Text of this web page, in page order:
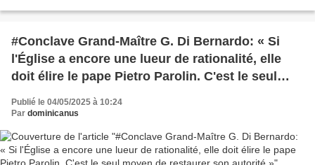
#Conclave Grand-Maître G. Di Bernardo: « Si
l'Église a encore une lueur de rationalité, elle
doit élire le pape Pietro Parolin. C'est le seul
moyen de restaurer son autorité »
Publié le 04/05/2025 à 10:24
Par dominicanus